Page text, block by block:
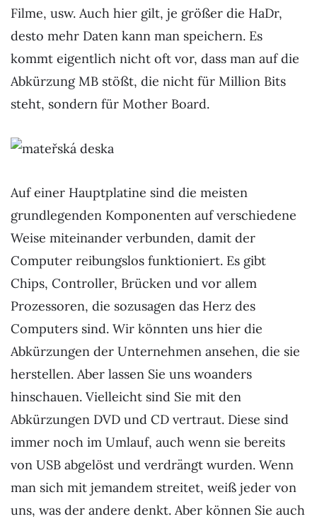
Filme, usw. Auch hier gilt, je größer die HaDr,
desto mehr Daten kann man speichern. Es
kommt eigentlich nicht oft vor, dass man auf die
Abkürzung MB stößt, die nicht für Million Bits
steht, sondern für Mother Board.
Auf einer Hauptplatine sind die meisten
grundlegenden Komponenten auf verschiedene
Weise miteinander verbunden, damit der
Computer reibungslos funktioniert. Es gibt
Chips, Controller, Brücken und vor allem
Prozessoren, die sozusagen das Herz des
Computers sind. Wir könnten uns hier die
Abkürzungen der Unternehmen ansehen, die sie
herstellen. Aber lassen Sie uns woanders
hinschauen. Vielleicht sind Sie mit den
Abkürzungen DVD und CD vertraut. Diese sind
immer noch im Umlauf, auch wenn sie bereits
von USB abgelöst und verdrängt wurden. Wenn
man sich mit jemandem streitet, weiß jeder von
uns, was der andere denkt. Aber können Sie auch